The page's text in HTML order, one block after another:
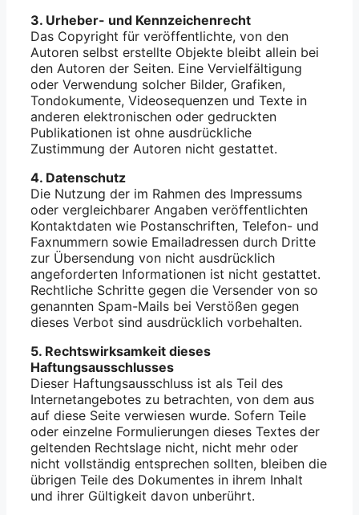
3. Urheber- und Kennzeichenrecht
Das Copyright für veröffentlichte, von den
Autoren selbst erstellte Objekte bleibt allein bei
den Autoren der Seiten. Eine Vervielfältigung
oder Verwendung solcher Bilder, Grafiken,
Tondokumente, Videosequenzen und Texte in
anderen elektronischen oder gedruckten
Publikationen ist ohne ausdrückliche
Zustimmung der Autoren nicht gestattet.
4. Datenschutz
Die Nutzung der im Rahmen des Impressums
oder vergleichbarer Angaben veröffentlichten
Kontaktdaten wie Postanschriften, Telefon- und
Faxnummern sowie Emailadressen durch Dritte
zur Übersendung von nicht ausdrücklich
angeforderten Informationen ist nicht gestattet.
Rechtliche Schritte gegen die Versender von so
genannten Spam-Mails bei Verstößen gegen
dieses Verbot sind ausdrücklich vorbehalten.
5. Rechtswirksamkeit dieses
Haftungsausschlusses
Dieser Haftungsausschluss ist als Teil des
Internetangebotes zu betrachten, von dem aus
auf diese Seite verwiesen wurde. Sofern Teile
oder einzelne Formulierungen dieses Textes der
geltenden Rechtslage nicht, nicht mehr oder
nicht vollständig entsprechen sollten, bleiben die
übrigen Teile des Dokumentes in ihrem Inhalt
und ihrer Gültigkeit davon unberührt.